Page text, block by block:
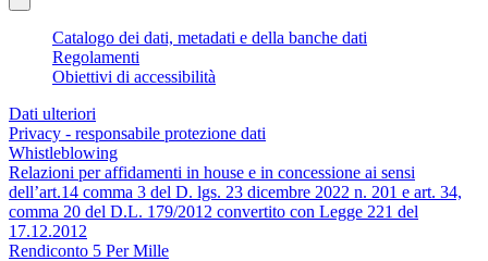
Catalogo dei dati, metadati e della banche dati
Regolamenti
Obiettivi di accessibilità
Dati ulteriori
Privacy - responsabile protezione dati
Whistleblowing
Relazioni per affidamenti in house e in concessione ai sensi
dell’art.14 comma 3 del D. lgs. 23 dicembre 2022 n. 201 e art. 34,
comma 20 del D.L. 179/2012 convertito con Legge 221 del
17.12.2012
Rendiconto 5 Per Mille